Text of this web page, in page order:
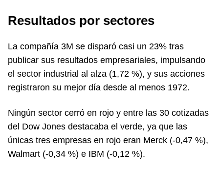
Resultados por sectores
La compañía 3M se disparó casi un 23% tras
publicar sus resultados empresariales, impulsando
el sector industrial al alza (1,72 %), y sus acciones
registraron su mejor día desde al menos 1972.
Ningún sector cerró en rojo y entre las 30 cotizadas
del Dow Jones destacaba el verde, ya que las
únicas tres empresas en rojo eran Merck (-0,47 %),
Walmart (-0,34 %) e IBM (-0,12 %).